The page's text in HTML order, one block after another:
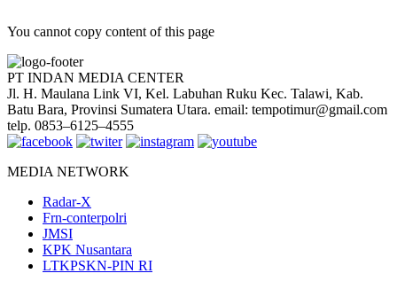
You cannot copy content of this page
PT INDAN MEDIA CENTER
Jl. H. Maulana Link VI, Kel. Labuhan Ruku Kec. Talawi, Kab.
Batu Bara, Provinsi Sumatera Utara. email: tempotimur@gmail.com
telp. 0853–6125–4555
MEDIA NETWORK
Radar-X
Frn-conterpolri
JMSI
KPK Nusantara
LTKPSKN-PIN RI